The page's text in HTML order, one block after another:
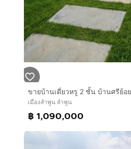
เมืองลำพูน ลำพูน
฿ 1,090,000